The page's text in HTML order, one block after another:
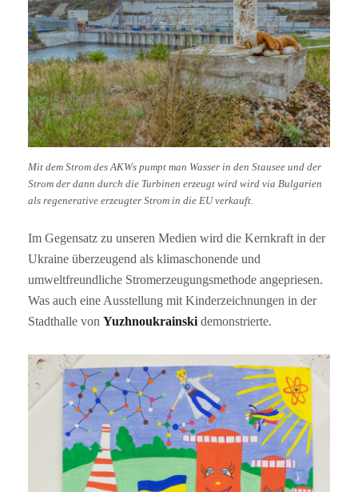
Mit dem Strom des AKWs pumpt man Wasser in den Stausee und der
Strom der dann durch die Turbinen erzeugt wird wird via Bulgarien
als regenerative erzeugter Strom in die EU verkauft.
Im Gegensatz zu unseren Medien wird die Kernkraft in der
Ukraine überzeugend als klimaschonende und
umweltfreundliche Stromerzeugungsmethode angepriesen.
Was auch eine Ausstellung mit Kinderzeichnungen in der
Stadthalle von Yuzhnoukrainskidemonstrierte.